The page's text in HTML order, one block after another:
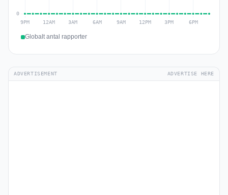
Globalt antal rapporter
ADVERTISEMENT ADVERTISE HERE